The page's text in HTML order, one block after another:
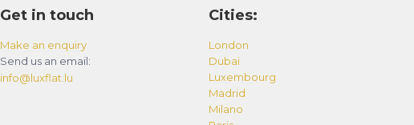
Get in touch
Make an enquiry
Send us an email:
info@luxflat.lu
Cities:
London
Dubai
Luxembourg
Madrid
Milano